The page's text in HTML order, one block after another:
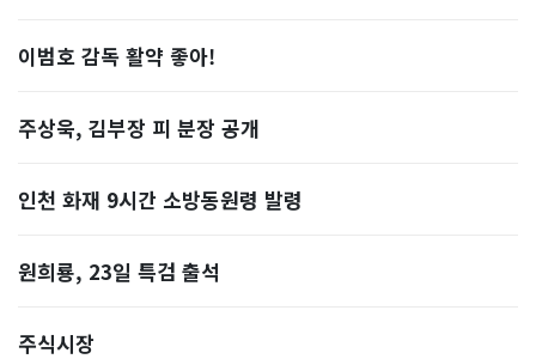
이범호 감독 활약 좋아!
주상욱, 김부장 피 분장 공개
인천 화재 9시간 소방동원령 발령
원희룡, 23일 특검 출석
주식시장